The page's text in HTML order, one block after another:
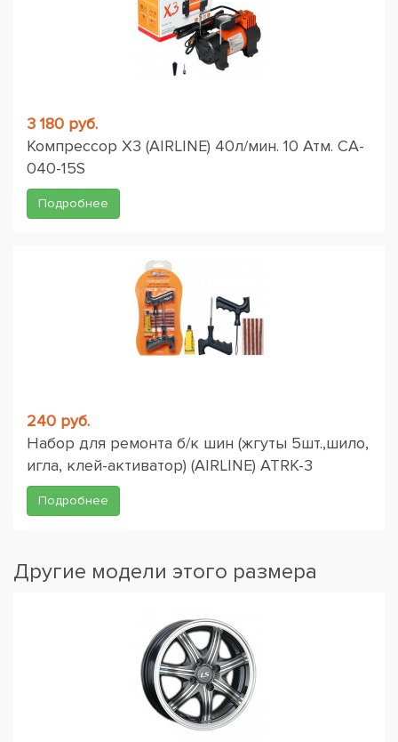
3 180 руб.
Компрессор X3 (AIRLINE) 40л/мин. 10 Атм. CA-
040-15S
Подробнее
240 руб.
Набор для ремонта б/к шин (жгуты 5шт.,шило,
игла, клей-активатор) (AIRLINE) ATRK-3
Подробнее
Другие модели этого размера